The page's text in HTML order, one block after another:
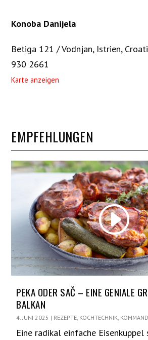
Konoba Danijela
Betiga 121 / Vodnjan, Istrien,
930 2661
Karte anzeigen
EMPFEHLUNGEN
PEKA ODER SAČ – EINE GENIALE
BALKAN
4. JUNI 2025 | REZEPTE, KOCHTECHNIK,
Eine radikal einfache